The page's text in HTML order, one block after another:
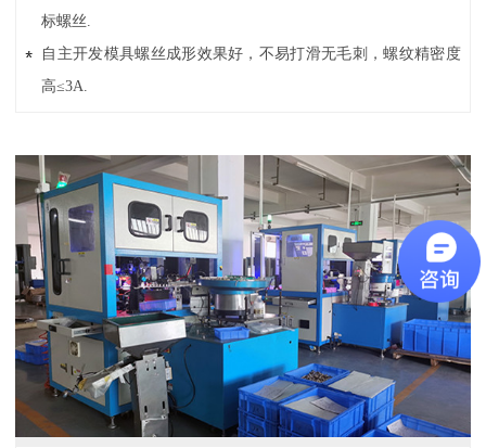
标螺丝.
自主开发模具螺丝成形效果好，不易打滑无毛刺，螺纹精密度
高≤3A.